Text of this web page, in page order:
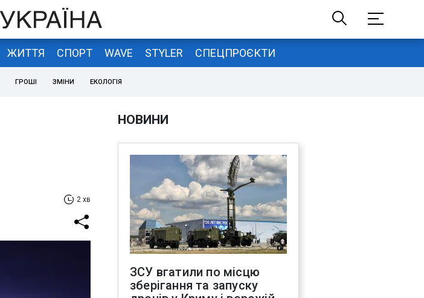
ЖИТТЯ СПОРТ WAVE STYLER СПЕЦПРОЄКТИ
ГРОШІ ЗМІНИ ЕКОЛОГІЯ
2 хв
НОВИНИ
ЗСУ вгатили по місцю
зберігання та запуску